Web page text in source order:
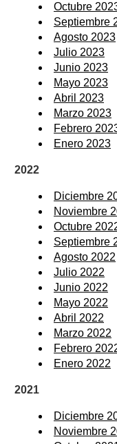
Octubre
Septiembre
Agosto 2023
Julio 2023
Junio 2023
Mayo 2023
Abril 2023
Marzo 2023
Febrero
Enero 2023
2022
Diciembre
Noviembre
Octubre
Septiembre
Agosto 2022
Julio 2022
Junio 2022
Mayo 2022
Abril 2022
Marzo 2022
Febrero
Enero 2022
2021
Diciembre
Noviembre